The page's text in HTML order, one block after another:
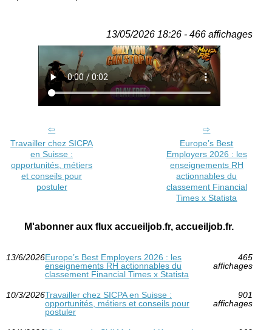
13/05/2026 18:26 - 466 affichages
Travailler chez SICPA
en Suisse :
opportunités, métiers
et conseils pour
postuler
Europe’s Best
Employers 2026 : les
enseignements RH
actionnables du
classement Financial
Times x Statista
M'abonner aux flux accueiljob.fr, accueiljob.fr.
13/6/2026Europe’s Best Employers 2026 : les
enseignements RH actionnables du
classement Financial Times x Statista
465
affichages
10/3/2026Travailler chez SICPA en Suisse :
opportunités, métiers et conseils pour
postuler
901
affichages